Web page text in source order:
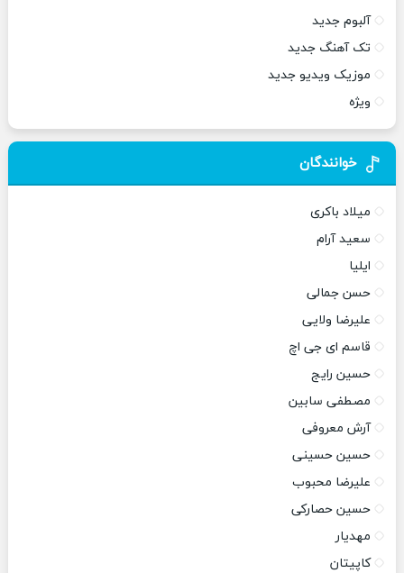
آلبوم جدید
تک آهنگ جدید
موزیک ویدیو جدید
ویژه
خوانندگان
میلاد باکری
سعید آرام
ایلیا
حسن جمالی
علیرضا ولایی
قاسم ای جی اچ
حسین رایج
مصطفی سابین
آرش معروفی
حسین حسینی
علیرضا محبوب
حسین حصارکی
مهدیار
کاپیتان